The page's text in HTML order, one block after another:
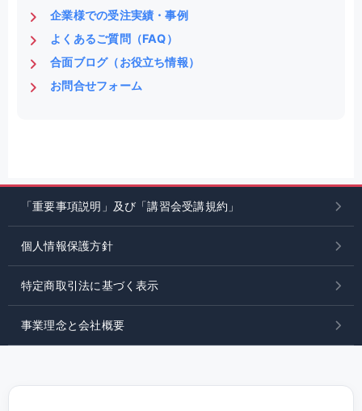
企業様での受注実績・事例
よくあるご質問（FAQ）
合面ブログ（お役立ち情報）
お問合せフォーム
「重要事項説明」及び「講習会受講規約」
個人情報保護方針
特定商取引法に基づく表示
事業理念と会社概要